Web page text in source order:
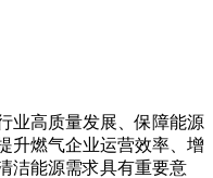
业高质量发展、保障能源
升燃气企业运营效率、增
洁能源需求具有重要意